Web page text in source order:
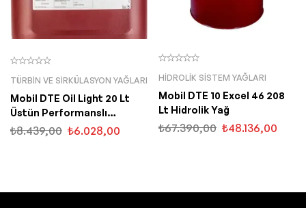
TÜRBIN VE SIRKÜLASYON YAĞLARI
Mobil DTE Oil Light 20 Lt
Üstün Performanslı
Sirkülasyon Yağı
₺8.439,00 ₺6.028,00
HIDROLIK SISTEM YAĞLARI
Mobil DTE 10 Excel 46 208
Lt Hidrolik Yağ
₺67.390,00 ₺48.136,00